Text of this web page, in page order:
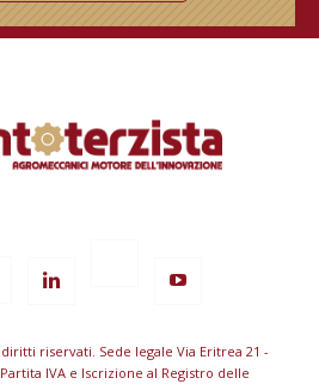
riservati. Sede legale Via Eritrea 21 -
IVA e Iscrizione al Registro delle